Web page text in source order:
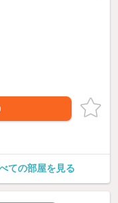
ての部屋を見る